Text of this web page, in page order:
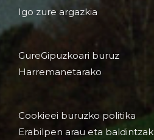
Igo zure argazkia
GureGipuzkoari buruz
Harremanetarako
Cookieei buruzko politika
Erabilpen arau eta baldintzak